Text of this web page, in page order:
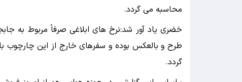
محاسبه می گردد.
طرح و بالعکس بوده و سفرهای خارج از این چارچوب
گردد.